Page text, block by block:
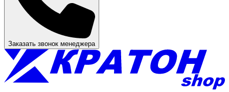
Заказать звонок менеджера